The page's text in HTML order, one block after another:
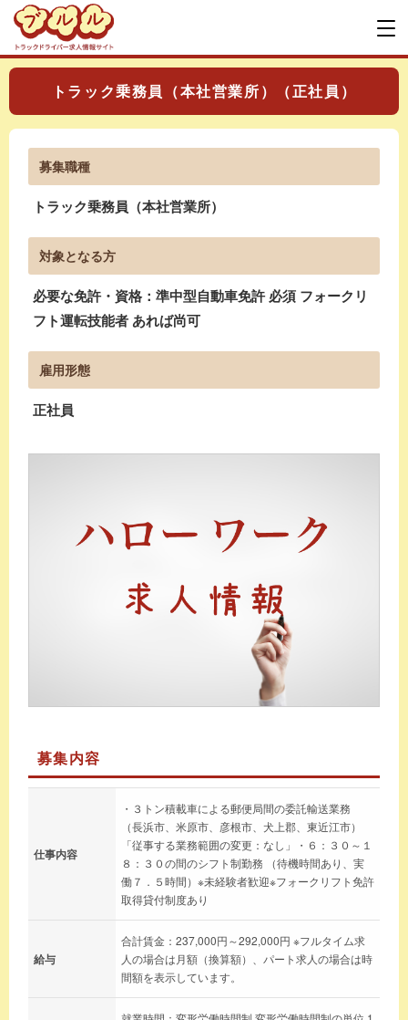
トラック乗務員（本社営業所）（正社員）
募集職種
トラック乗務員（本社営業所）
対象となる方
必要な免許・資格：準中型自動車免許 必須 フォークリ
フト運転技能者 あれば尚可
雇用形態
正社員
募集内容
仕事内容
・３トン積載車による郵便局間の委託輸送業務
（長浜市、米原市、彦根市、犬上郡、東近江市）
「従事する業務範囲の変更：なし」・６：３０～１
８：３０の間のシフト制勤務 （待機時間あり、実
働７．５時間）※未経験者歓迎※フォークリフト免許
取得貸付制度あり
給与
合計賃金：237,000円～292,000円 ※フルタイム求
人の場合は月額（換算額）、パート求人の場合は時
間額を表示しています。